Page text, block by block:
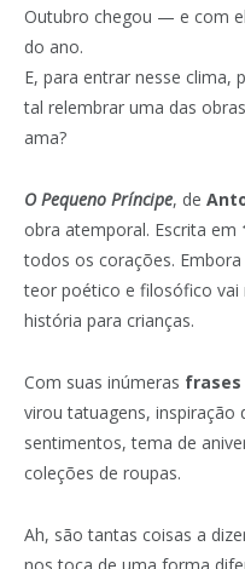
Outubro chegou — e com
do ano.
E, para entrar nesse clima,
tal relembrar uma das
ama?
O Pequeno Príncipe, de
obra atemporal. Escrita em
todos os corações.
teor poético e filosófico vai
história para crianças.
Com suas inúmeras frases
virou tatuagens, inspiração
sentimentos, tema de
coleções de roupas.
Ah, são tantas coisas a